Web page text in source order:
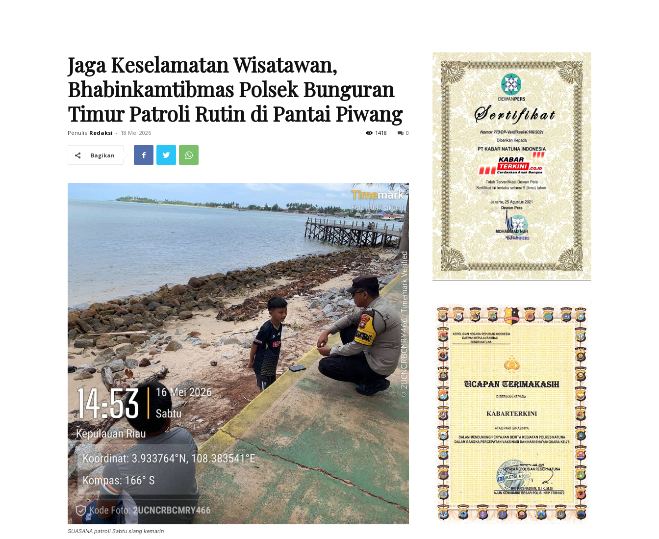
Jaga Keselamatan Wisatawan,
Bhabinkamtibmas Polsek Bunguran
Timur Patroli Rutin di Pantai Piwang
Penulis Redaksi - 18 Mei 2026 0
1418
Bagikan
SUASANA patroli Sabtu siang kemarin